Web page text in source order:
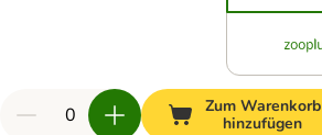
Zum Warenkorb
hinzufügen